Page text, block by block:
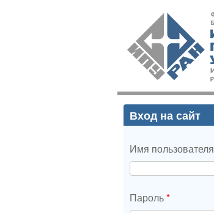
ИПУ
РАН
Вход на сайт
Имя пользователя
Пароль*